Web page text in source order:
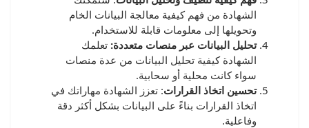
الشهادة من فهم كيفية معالجة البيانات الخام
وتحويلها إلى معلومات قابلة للاستخدام.
تحليل البيانات عبر منصات متعددة: تعلمك
الشهادة كيفية تحليل البيانات من عدة منصات
سواء كانت محلية أو سحابية.
تحسين اتخاذ القرارات: تعزز الشهادة مهاراتك في
اتخاذ القرارات بناءً على البيانات بشكل أكثر دقة
وفاعلية.